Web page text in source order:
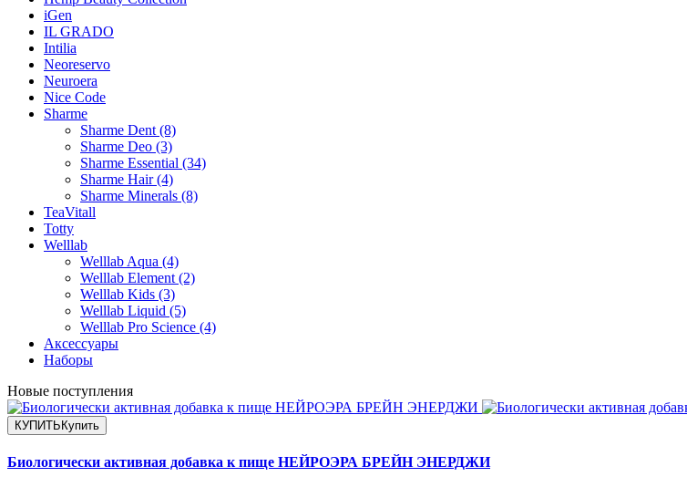
iGen
IL GRADO
Intilia
Neoreservo
Neuroera
Nice Code
Sharme
Sharme Dent (8)
Sharme Deo (3)
Sharme Essential (34)
Sharme Hair (4)
Sharme Minerals (8)
TeaVitall
Totty
Welllab
Welllab Aqua (4)
Welllab Element (2)
Welllab Kids (3)
Welllab Liquid (5)
Welllab Pro Science (4)
Аксессуары
Наборы
Новые поступления
КУПИТЬ Купить
Биологически активная добавка к пище НЕЙРОЭРА БРЕЙН ЭНЕРДЖИ